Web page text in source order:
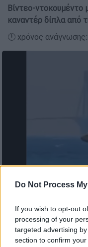
Do Not Process
If you wish to opt-out
processing of your
targeted advertising
section to confirm
Βίντεο-ντοκουμέντο
καναντέρ δίπλα από
🕛 χρόνος
Canadair που